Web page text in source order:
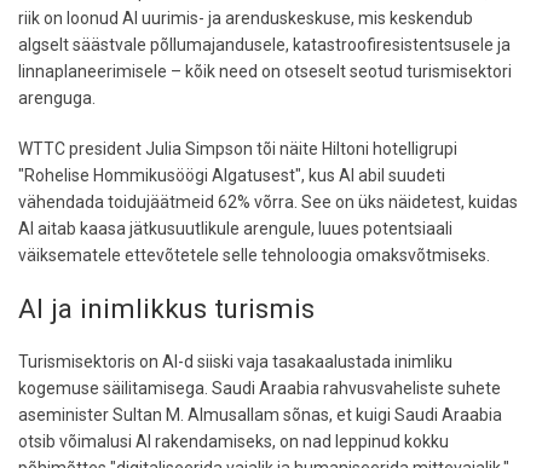
riik on loonud AI uurimis- ja arenduskeskuse, mis keskendub
algselt säästvale põllumajandusele, katastroofiresistentsusele ja
linnaplaneerimisele – kõik need on otseselt seotud turismisektori
arenguga.
WTTC president Julia Simpson tõi näite Hiltoni hotelligrupi
"Rohelise Hommikusöögi Algatusest", kus AI abil suudeti
vähendada toidujäätmeid 62% võrra. See on üks näidetest, kuidas
AI aitab kaasa jätkusuutlikule arengule, luues potentsiaali
väiksematele ettevõtetele selle tehnoloogia omaksvõtmiseks.
AI ja inimlikkus turismis
Turismisektoris on AI-d siiski vaja tasakaalustada inimliku
kogemuse säilitamisega. Saudi Araabia rahvusvaheliste suhete
aseminister Sultan M. Almusallam sõnas, et kuigi Saudi Araabia
otsib võimalusi AI rakendamiseks, on nad leppinud kokku